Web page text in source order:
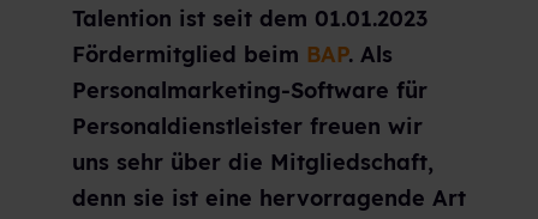
Talention ist seit dem 01.01.2023
Fördermitglied beim BAP. Als
Personalmarketing-Software für
Personaldienstleister freuen wir
uns sehr über die Mitgliedschaft,
denn sie ist eine hervorragende Art